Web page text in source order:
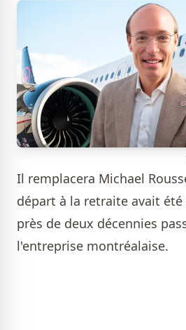
Il remplacera Michael
départ à la retraite avait été
près de deux décennies
l'entreprise montréalaise.